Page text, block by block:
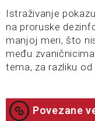
Istraživanje
na proruske
manjoj meri, što
među
tema, za razliku
Povezane